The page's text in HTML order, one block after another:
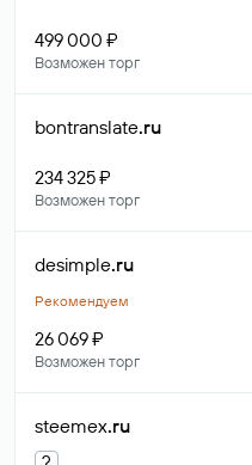
499 000 ₽
Возможен торг
bontranslate.ru
234 325 ₽
Возможен торг
desimple.ru
Рекомендуем
26 069 ₽
Возможен торг
steemex.ru